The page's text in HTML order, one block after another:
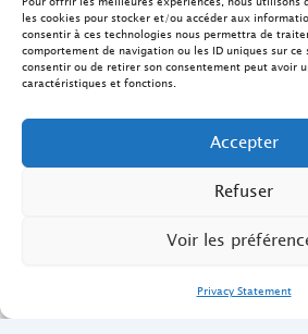
les cookies pour stocker et/ou accéder aux
consentir à ces technologies nous permettra de
comportement de navigation ou les ID uniques sur
consentir ou de retirer son consentement peut avoir
caractéristiques et fonctions.
Accepter
Refuser
Voir les
Privacy Statement
Contact
FAQ Ostéopathie
Mentions Légales